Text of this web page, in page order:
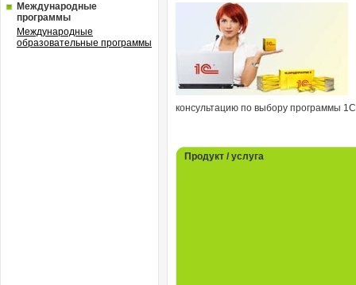
Международные
программы
Международные
образовательные программы
консультацию по выбору программы
Продукт / услуга